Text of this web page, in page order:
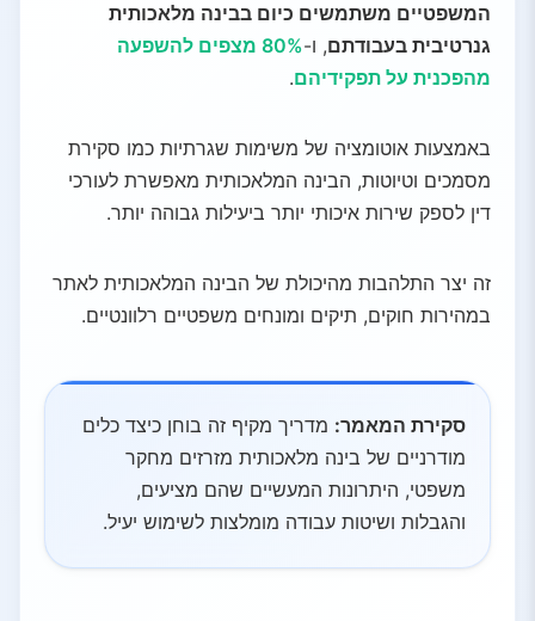
המשפטיים משתמשים כיום בבינה מלאכותית
גנרטיבית בעבודתם, ו-
80% מצפים להשפעה
מהפכנית על תפקידיהם.
באמצעות אוטומציה של משימות שגרתיות כמו סקירת
מסמכים וטיוטות, הבינה המלאכותית מאפשרת לעורכי
דין לספק שירות איכותי יותר ביעילות גבוהה יותר.
זה יצר התלהבות מהיכולת של הבינה המלאכותית לאתר
במהירות חוקים, תיקים ומונחים משפטיים רלוונטיים.
סקירת המאמר: מדריך מקיף זה בוחן כיצד כלים
מודרניים של בינה מלאכותית מזרזים מחקר
משפטי, היתרונות המעשיים שהם מציעים,
והגבלות ושיטות עבודה מומלצות לשימוש יעיל.